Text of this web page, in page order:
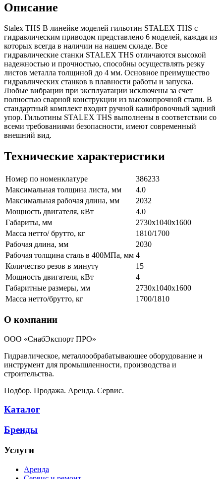
Описание
Stalex THS В линейке моделей гильотин STALEX THS с
гидравлическим приводом представлено 6 моделей, каждая из
которых всегда в наличии на нашем складе. Все
гидравлические станки STALEX THS отличаются высокой
надежностью и прочностью, способны осуществлять резку
листов металла толщиной до 4 мм. Основное преимущество
гидравлических станков в плавности работы и запуска.
Любые вибрации при эксплуатации исключены за счет
полностью сварной конструкции из высокопрочной стали. В
стандартный комплект входит ручной калибровочный задний
упор. Гильотины STALEX THS выполнены в соответствии со
всеми требованиями безопасности, имеют современный
внешний вид.
Технические характеристики
Номер по номенклатуре
386233
Максимальная толщина листа, мм
4.0
Максимальная рабочая длина, мм
2032
Мощность двигателя, кВт
4.0
Габариты, мм
2730x1040x1600
Масса нетто/ брутто, кг
1810/1700
Рабочая длина, мм
2030
Рабочая толщина сталь в 400МПа, мм 4
Количество резов в минуту
15
Мощность двигателя, кВт
4
Габаритные размеры, мм
2730x1040x1600
Масса нетто/брутто, кг
1700/1810
О компании
ООО «СнабЭкспорт ПРО»
Гидравлическое, металлообрабатывающее оборудование и
инструмент для промышленности, производства и
строительства.
Подбор. Продажа. Аренда. Сервис.
Каталог
Бренды
Услуги
Аренда